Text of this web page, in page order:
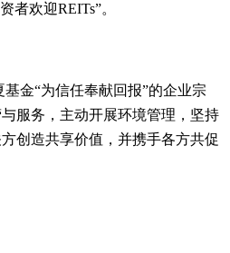
者欢迎REITs”。
金“为信任奉献回报”的企业宗
服务，主动开展环境管理，坚持
创造共享价值，并携手各方共促